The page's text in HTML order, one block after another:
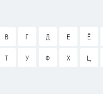
В Г Д Е Ё
Т У Ф Х Ц